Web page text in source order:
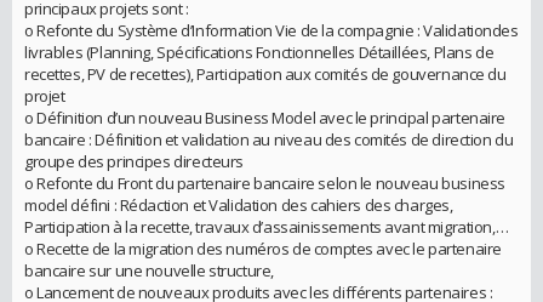
principaux projets sont :
o Refonte du Système d’Information Vie de la compagnie : Validationdes
livrables (Planning, Spécifications Fonctionnelles Détaillées, Plans de
recettes, PV de recettes), Participation aux comités de gouvernance du
projet
o Définition d’un nouveau Business Model avec le principal partenaire
bancaire : Définition et validation au niveau des comités de direction du
groupe des principes directeurs
o Refonte du Front du partenaire bancaire selon le nouveau business
model défini : Rédaction et Validation des cahiers des charges,
Participation à la recette, travaux d’assainissements avant migration,…
o Recette de la migration des numéros de comptes avec le partenaire
bancaire sur une nouvelle structure,
o Lancement de nouveaux produits avec les différents partenaires :